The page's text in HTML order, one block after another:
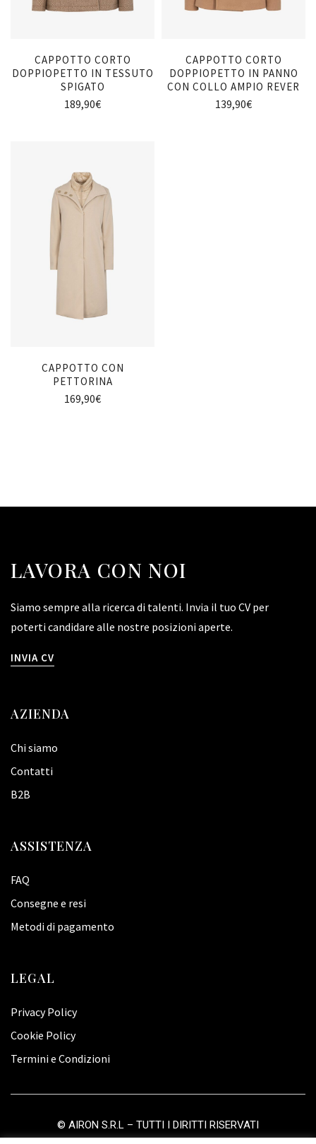
CAPPOTTO CORTO
DOPPIOPETTO IN TESSUTO
SPIGATO
189,90€
CAPPOTTO CORTO
DOPPIOPETTO IN PANNO
CON COLLO AMPIO REVER
139,90€
CAPPOTTO CON
PETTORINA
169,90€
LAVORA CON NOI
Siamo sempre alla ricerca di talenti. Invia il tuo CV per
poterti candidare alle nostre posizioni aperte.
INVIA CV
AZIENDA
Chi siamo
Contatti
B2B
ASSISTENZA
FAQ
Consegne e resi
Metodi di pagamento
LEGAL
Privacy Policy
Cookie Policy
Termini e Condizioni
© AIRON S.R.L – TUTTI I DIRITTI RISERVATI